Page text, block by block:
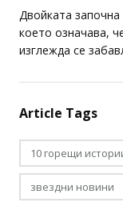
Двойката започна
което означава,
изглежда се
Article Tags
10 горещи
звездни новини